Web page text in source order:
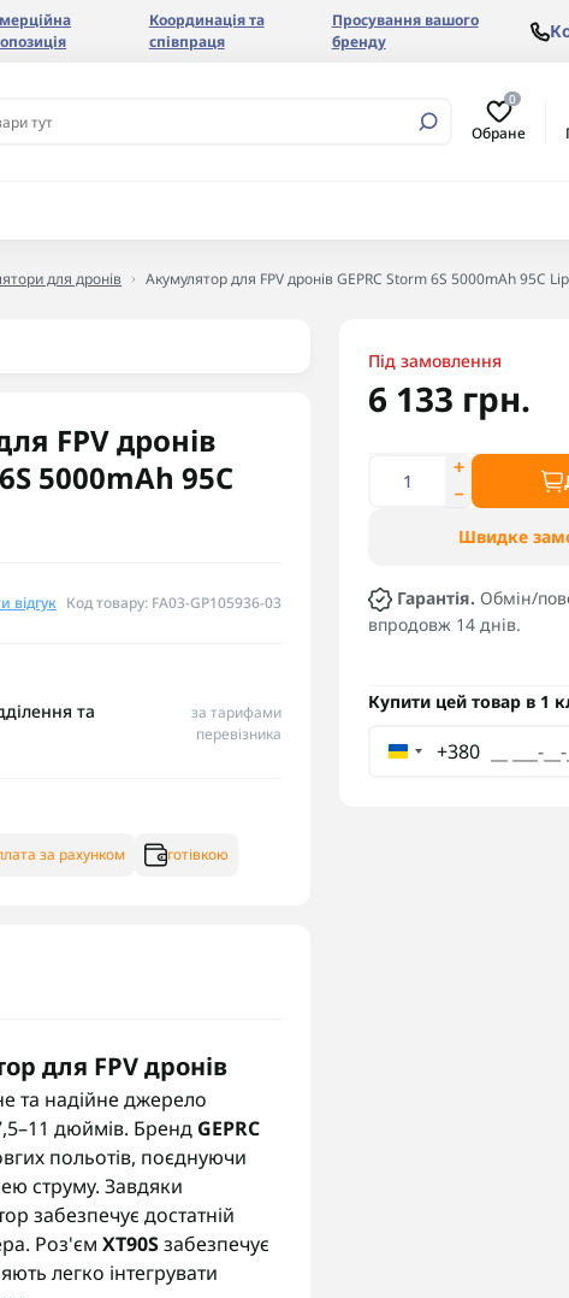
Координація та
співпраця
Просування вашого
бренду
0
Обране
для дронів Акумулятор для FPV дронів GEPRC Storm 6S 5000mAh 95C
FPV дронів
5000mAh 95C
відгук Код товару: FA03-GP105936-03
Під замовлення
6 133 грн.
Швидке
Гарантія. Обмін/
впродовж 14 днів.
Купити цей товар в 1
+380
та
за тарифами
перевізника
за рахунком готівкою
для FPV дронів
та надійне джерело
дюймів. Бренд GEPRC
польотів, поєднуючи
струму. Завдяки
забезпечує достатній
Роз'єм XT90Sзабезпечує
легко інтегрувати